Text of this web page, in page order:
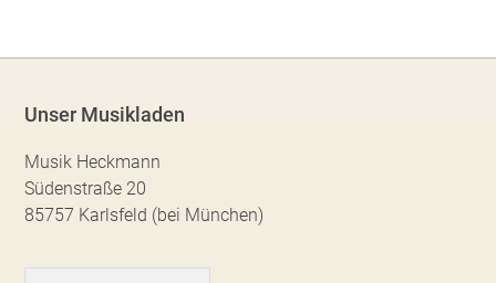
Unser Musikladen
Musik Heckmann
Südenstraße 20
85757 Karlsfeld (bei München)